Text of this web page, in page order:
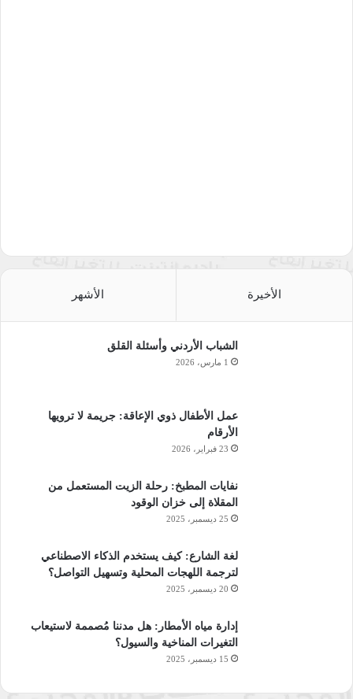
الأخيرة الأشهر
الشباب الأردني وأسئلة القلق
1 مارس، 2026
عمل الأطفال ذوي الإعاقة: جريمة لا ترويها
الأرقام
23 فبراير، 2026
نفايات المطبخ: رحلة الزيت المستعمل من
المقلاة إلى خزان الوقود
25 ديسمبر، 2025
لغة الشارع: كيف يستخدم الذكاء الاصطناعي
لترجمة اللهجات المحلية وتسهيل التواصل؟
20 ديسمبر، 2025
إدارة مياه الأمطار: هل مدننا مُصممة لاستيعاب
التغيرات المناخية والسيول؟
15 ديسمبر، 2025